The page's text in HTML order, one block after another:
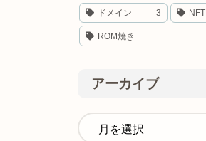
ドメイン 3 NFT
ROM焼き
アーカイブ